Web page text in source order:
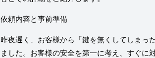
依頼内容と事前準備
昨夜遅く、お客様から「鍵を無くしてしまっ
ました。お客様の安全を第一に考え、すぐに